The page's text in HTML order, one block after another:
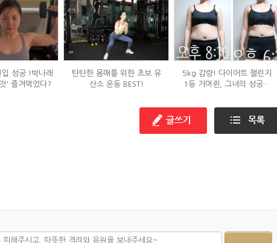
성공 !박나래
' 즐겨먹었다?
탄탄한 몸매를 위한 초보 유
산소 운동 BEST!
5kg 감량! 다이어트 챌린지
1등 거머쥔, 그녀의 성공팁